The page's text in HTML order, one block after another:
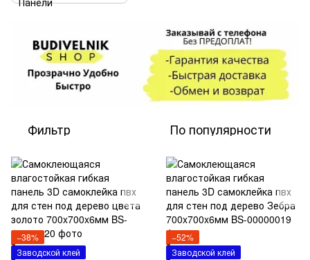
Фильтр По популярности
−38%
Заводской клей
−52%
Заводской клей